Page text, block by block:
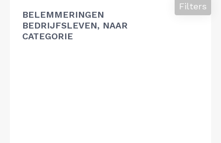
BELEMMERINGEN
BEDRIJFSLEVEN, NAAR
CATEGORIE
Filters